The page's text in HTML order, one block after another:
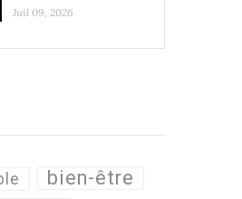
Juil 09, 2026
bien-être